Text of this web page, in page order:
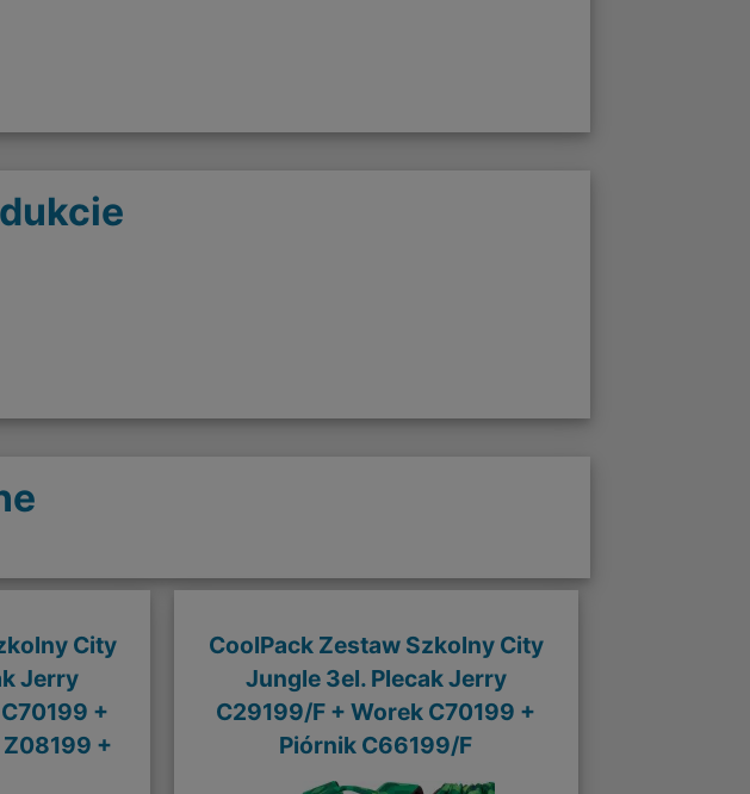
City
Jerry
+
+
CoolPack Zestaw Szkolny City
Jungle 3el. Plecak Jerry
C29199/F + Worek C70199 +
Piórnik C66199/F